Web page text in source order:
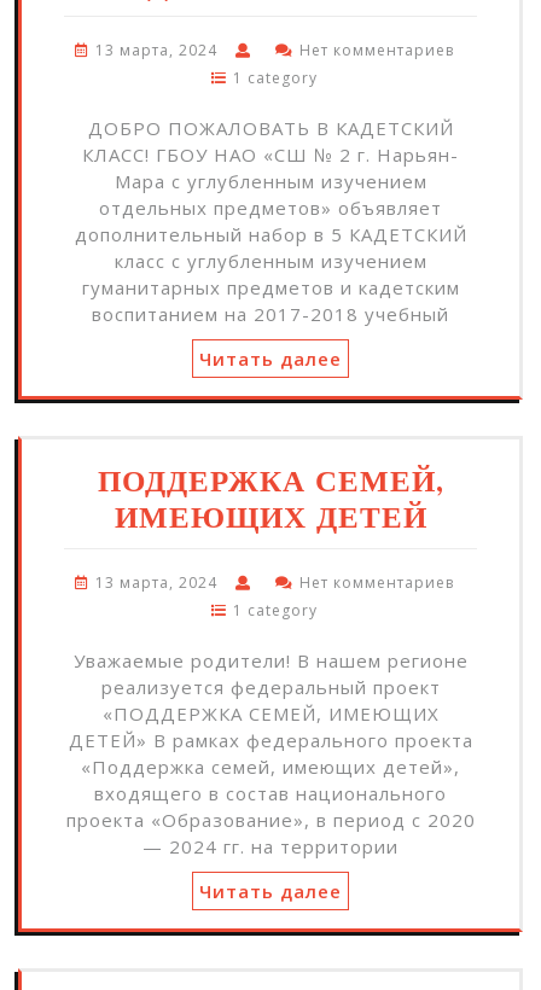
13 марта, 2024
Нет комментариев
1 category
ДОБРО ПОЖАЛОВАТЬ В КАДЕТСКИЙ
КЛАСС! ГБОУ НАО «СШ № 2 г. Нарьян-
Мара с углубленным изучением
отдельных предметов» объявляет
дополнительный набор в 5 КАДЕТСКИЙ
класс с углубленным изучением
гуманитарных предметов и кадетским
воспитанием на 2017-2018 учебный
Читать далее
ПОДДЕРЖКА СЕМЕЙ,
ИМЕЮЩИХ ДЕТЕЙ
13 марта, 2024
Нет комментариев
1 category
Уважаемые родители! В нашем регионе
реализуется федеральный проект
«ПОДДЕРЖКА СЕМЕЙ, ИМЕЮЩИХ
ДЕТЕЙ» В рамках федерального проекта
«Поддержка семей, имеющих детей»,
входящего в состав национального
проекта «Образование», в период с 2020
— 2024 гг. на территории
Читать далее